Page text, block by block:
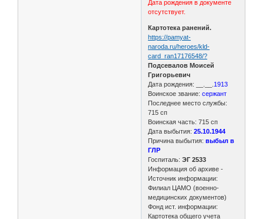
Дата рождения в документе
отсутствует.
Картотека ранений.
https://pamyat-
naroda.ru/heroes/kld-
card_ran17176548/?
Подсевалов Моисей
Григорьевич
Дата рождения: __.__.1913
Воинское звание: сержант
Последнее место службы:
715 сп
Воинская часть: 715 сп
Дата выбытия: 25.10.1944
Причина выбытия: выбыл в
ГЛР
Госпиталь: ЭГ 2533
Информация об архиве -
Источник информации:
Филиал ЦАМО (военно-
медицинских документов)
Фонд ист. информации:
Картотека общего учета